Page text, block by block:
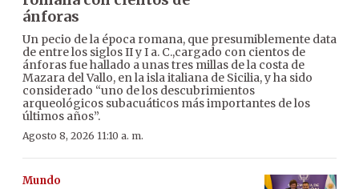
ánforas
Un pecio de la época romana, que presumiblemente data
de entre los siglos II y I a. C.,cargado con cientos de
ánforas fue hallado a unas tres millas de la costa de
Mazara del Vallo, en la isla italiana de Sicilia, y ha sido
considerado “uno de los descubrimientos
arqueológicos subacuáticos más importantes de los
últimos años”.
Agosto 8, 2026 11:10 a. m.
Mundo